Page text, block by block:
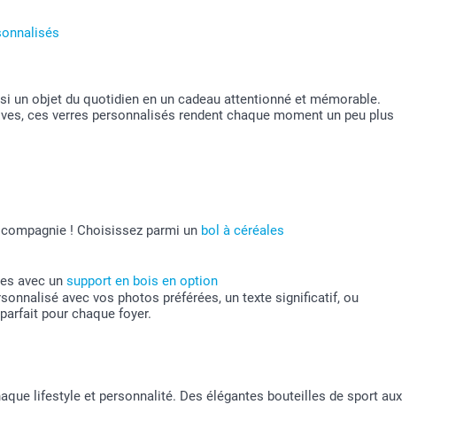
un objet du quotidien en un cadeau attentionné et mémorable.
ces verres personnalisés rendent chaque moment un peu plus
! Choisissez parmi un bol à céréales
avec un support en bois en option
avec vos photos préférées, un texte significatif, ou
pour chaque foyer.
lifestyle et personnalité. Des élégantes bouteilles de sport aux